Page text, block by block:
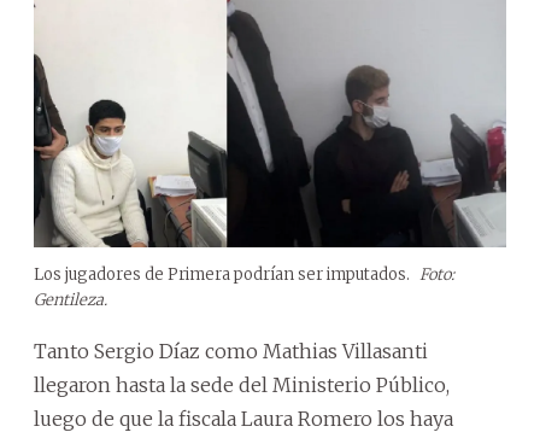
Los jugadores de Primera podrían ser imputados. Foto:
Gentileza.
Tanto Sergio Díaz como Mathias Villasanti
llegaron hasta la sede del Ministerio Público,
luego de que la fiscala Laura Romero los haya